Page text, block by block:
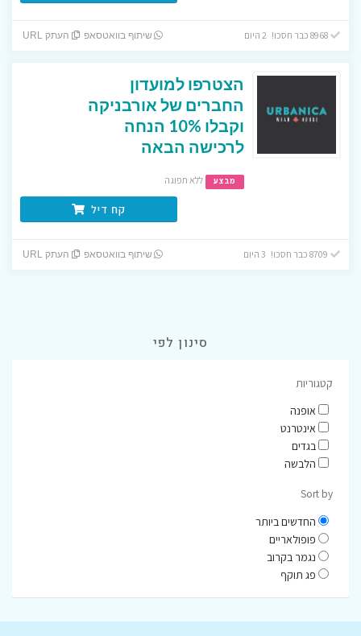
8968 כבר חסכו! 2 היום שיתוף בוואטסאפ העתק URL
הצטרפו למועדון
החברים של אורבניקה
וקבלו 10% הנחה
לרכישה הבאה
מבצע ללא תפוגה
קח דיל
שיתוף בוואטסאפ העתק URL
סינון לפי
קטגוריות
אופנה
אינטרנט
בגדים
הלבשה
Sort by
החדשים ביותר
פופולאריים
נגמר בקרוב
פג תוקף